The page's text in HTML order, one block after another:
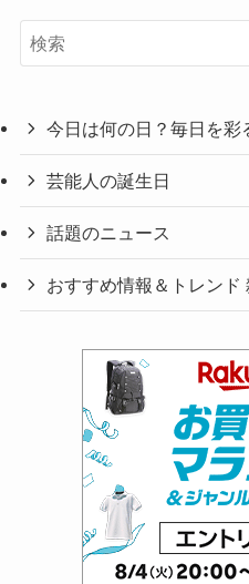
今日は何の日？毎日を彩
芸能人の誕生日
話題のニュース
おすすめ情報＆トレンド